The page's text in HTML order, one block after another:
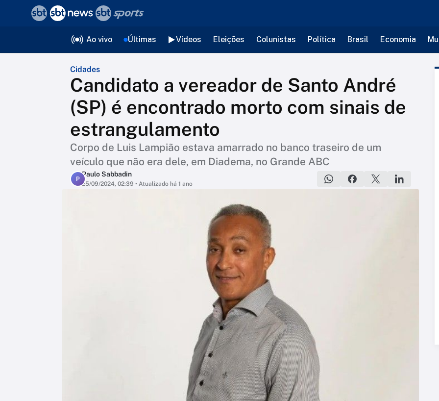
Ao vivo Últimas Vídeos Eleições Colunistas Política Brasil Economia
Cidades
Candidato a vereador de Santo André
(SP) é encontrado morto com sinais de
estrangulamento
Corpo de Luis Lampião estava amarrado no banco traseiro de um
veículo que não era dele, em Diadema, no Grande ABC
P
Paulo Sabbadin
25/09/2024, 02:39 • Atualizado há 1 ano
voltar
Editorias